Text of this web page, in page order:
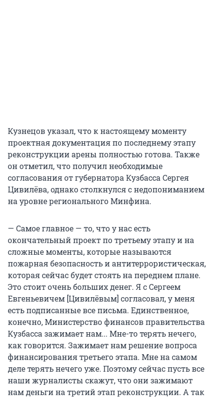
Кузнецов указал, что к настоящему моменту
проектная документация по последнему этапу
реконструкции арены полностью готова. Также
он отметил, что получил необходимые
согласования от губернатора Кузбасса Сергея
Цивилёва, однако столкнулся с недопониманием
на уровне регионального Минфина.
— Самое главное — то, что у нас есть
окончательный проект по третьему этапу и на
сложные моменты, которые называются
пожарная безопасность и антитеррористическая,
которая сейчас будет стоять на переднем плане.
Это стоит очень больших денег. Я с Сергеем
Евгеньевичем [Цивилёвым] согласовал, у меня
есть подписанные все письма. Единственное,
конечно, Министерство финансов правительства
Кузбасса зажимает нам... Мне-то терять нечего,
как говорится. Зажимает нам решение вопроса
финансирования третьего этапа. Мне на самом
деле терять нечего уже. Поэтому сейчас пусть все
наши журналисты скажут, что они зажимают
нам деньги на третий этап реконструкции. А так